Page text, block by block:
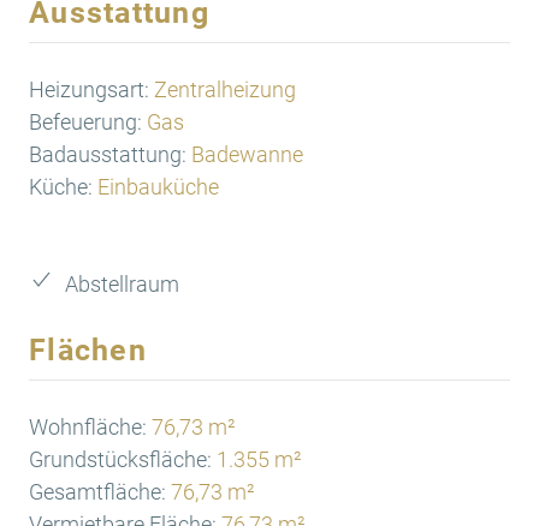
Ausstattung
Heizungsart: Zentralheizung
Befeuerung: Gas
Badausstattung: Badewanne
Küche: Einbauküche
Abstellraum
Flächen
Wohnfläche: 76,73 m²
Grundstücksfläche: 1.355 m²
Gesamtfläche: 76,73 m²